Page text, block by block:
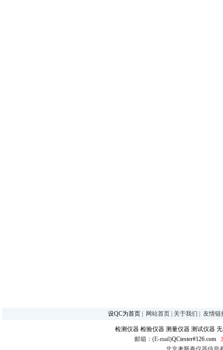
设QC为首页 网站首页 关于我们 友情链
检测仪器 检验仪器 测量仪器 测试仪器
邮箱：(E-mail)QCtester#126.com